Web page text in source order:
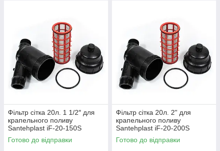
Фільтр сітка 20л. 1 1/2″ для
крапельного поливу
Santehplast iF-20-150S
Готово до відправки
Фільтр сітка 20л. 2" для
крапельного поливу
Santehplast iF-20-200S
Готово до відправки